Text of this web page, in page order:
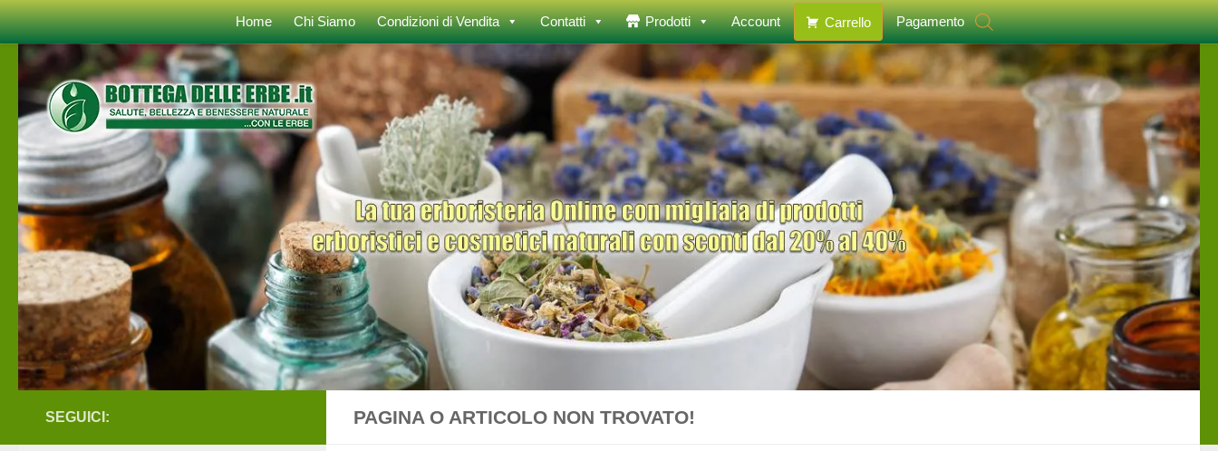
Sotto il contenuto Home Chi Siamo Condizioni di Vendita Contatti Prodotti Account Carrello Pagamento
PAGINA O ARTICOLO NON TROVATO!
SEGUICI: